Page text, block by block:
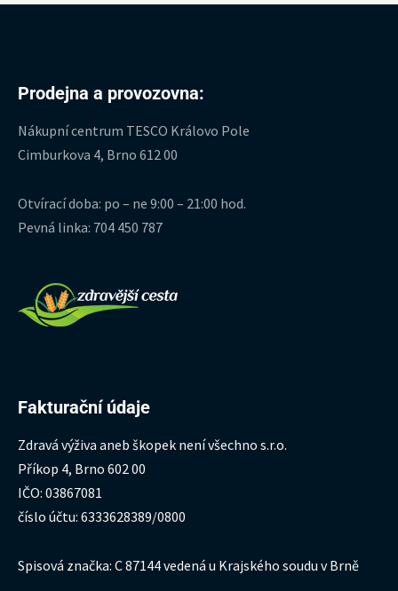
Prodejna a provozovna:
Nákupní centrum TESCO Královo Pole
Cimburkova 4, Brno 612 00
Otvírací doba: po – ne 9:00 – 21:00 hod.
Pevná linka: 704 450 787
Fakturační údaje
Zdravá výživa aneb škopek není všechno s.r.o.
Příkop 4, Brno 602 00
IČO: 03867081
číslo účtu: 6333628389/0800
Spisová značka: C 87144 vedená u Krajského soudu v Brně